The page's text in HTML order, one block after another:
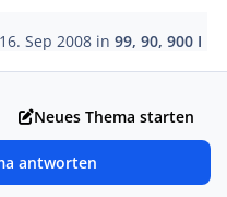
16. Sep 2008 in99, 90, 900 I
Neues Thema starten
antworten